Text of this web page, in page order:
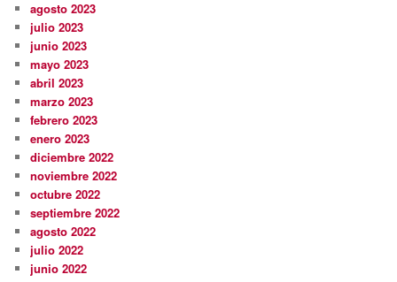
agosto 2023
julio 2023
junio 2023
mayo 2023
abril 2023
marzo 2023
febrero 2023
enero 2023
diciembre 2022
noviembre 2022
octubre 2022
septiembre 2022
agosto 2022
julio 2022
junio 2022